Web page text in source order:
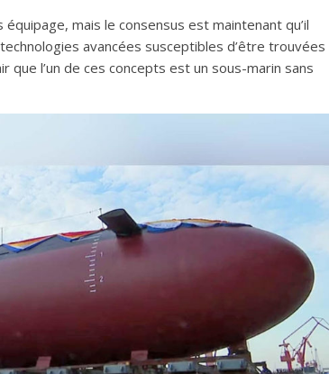
équipage, mais le consensus est maintenant qu’il
avancées susceptibles d’être trouvées
l’un de ces concepts est un sous-marin sans